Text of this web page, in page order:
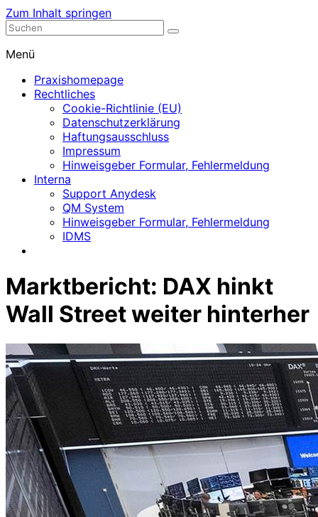
Zum Inhalt springen
Nephrologische Praxis mit Dialyse
Menü
Praxishomepage
Rechtliches
Cookie-Richtlinie (EU)
Datenschutzerklärung
Haftungsausschluss
Impressum
Hinweisgeber Formular, Fehlermeldung
Interna
Support Anydesk
QM System
Hinweisgeber Formular, Fehlermeldung
IDMS
Marktbericht: DAX hinkt
Wall Street weiter hinterher